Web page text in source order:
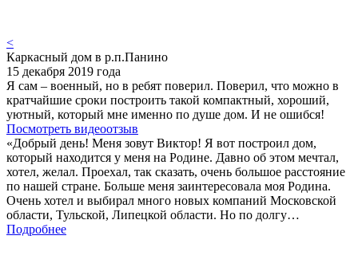
<
Каркасный дом в р.п.Панино
15 декабря 2019 года
Я сам – военный, но в ребят поверил. Поверил, что можно в
кратчайшие сроки построить такой компактный, хороший,
уютный, который мне именно по душе дом. И не ошибся!
Посмотреть видеоотзыв
«Добрый день! Меня зовут Виктор! Я вот построил дом,
который находится у меня на Родине. Давно об этом мечтал,
хотел, желал. Проехал, так сказать, очень большое расстояние
по нашей стране. Больше меня заинтересовала моя Родина.
Очень хотел и выбирал много новых компаний Московской
области, Тульской, Липецкой области. Но по долгу…
Подробнее